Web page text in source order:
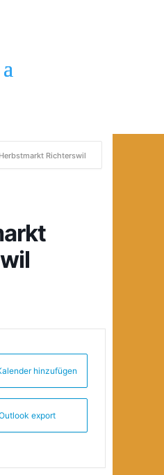
Herbstmarkt Richterswil
hinzufügen
export